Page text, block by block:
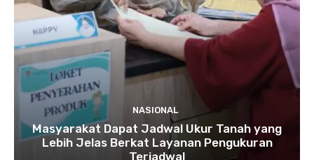
NASIONAL
Masyarakat Dapat Jadwal Ukur Tanah yang
Lebih Jelas Berkat Layanan Pengukuran
Terjadwal